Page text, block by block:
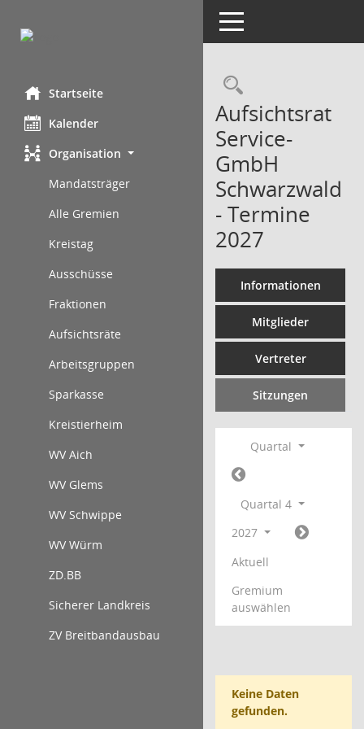
Startseite
Kalender
Organisation
Mandatsträger
Alle Gremien
Kreistag
Ausschüsse
Fraktionen
Aufsichtsräte
Arbeitsgruppen
Sparkasse
Kreistierheim
WV Aich
WV Glems
WV Schwippe
WV Würm
ZD.BB
Sicherer Landkreis
ZV Breitbandausbau
Toggle navigation
Aufsichtsrat
Service-
GmbH
Schwarzwald
- Termine
2027
Informationen
Mitglieder
Vertreter
Sitzungen
Quartal
Quartal 4
2027
Aktuell
Gremium
auswählen
Keine Daten
gefunden.